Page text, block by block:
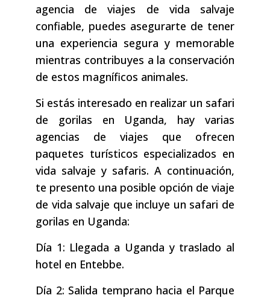
agencia de viajes de vida salvaje
confiable, puedes asegurarte de tener
una experiencia segura y memorable
mientras contribuyes a la conservación
de estos magníficos animales.
Si estás interesado en realizar un safari
de gorilas en Uganda, hay varias
agencias de viajes que ofrecen
paquetes turísticos especializados en
vida salvaje y safaris. A continuación,
te presento una posible opción de viaje
de vida salvaje que incluye un safari de
gorilas en Uganda:
Día 1: Llegada a Uganda y traslado al
hotel en Entebbe.
Día 2: Salida temprano hacia el Parque